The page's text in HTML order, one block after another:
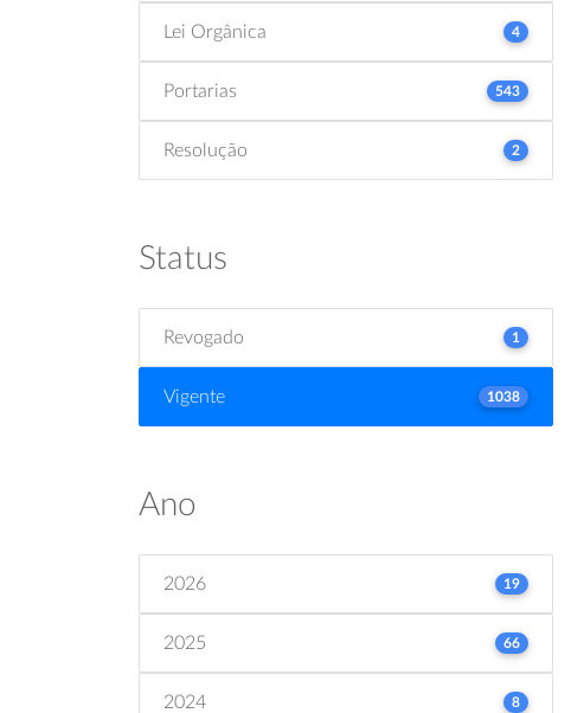
Lei Orgânica 4
Portarias 543
Resolução 2
Status
Revogado 1
Vigente 1038
Ano
2026 19
2025 66
2024 8